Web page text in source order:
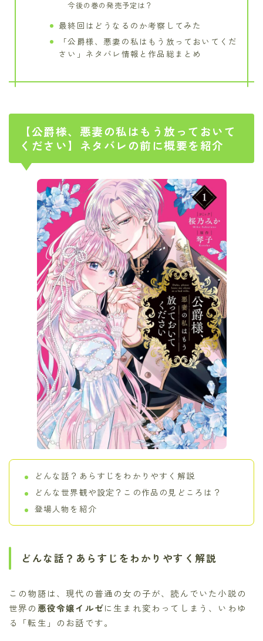
今後の巻の発売予定は？
最終回はどうなるのか考察してみた
「公爵様、悪妻の私はもう放っておいてくだ
さい」ネタバレ情報と作品総まとめ
【公爵様、悪妻の私はもう放っておいて
ください】ネタバレの前に概要を紹介
どんな話？あらすじをわかりやすく解説
どんな世界観や設定？この作品の見どころは？
登場人物を紹介
どんな話？あらすじをわかりやすく解説
この物語は、現代の普通の女の子が、読んでいた小説の
世界の 悪役令嬢イルゼに生まれ変わってしまう、いわゆ
る「転生」のお話です。